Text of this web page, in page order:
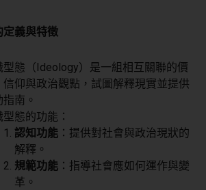
定義與特徵
型態（Ideology）是一組相互關聯的價
信仰與政治觀點，試圖解釋現實並提供
南。
型態的功能：
認知功能 ：提供對社會與政治現狀的
解釋。
規範功能 ：指導社會應如何運作與變
革。